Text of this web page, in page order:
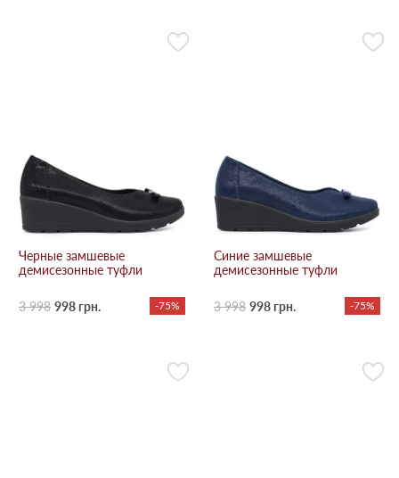
Черные замшевые
демисезонные туфли
3 998 998 грн. -75%
Синие замшевые
демисезонные туфли
3 998 998 грн. -75%